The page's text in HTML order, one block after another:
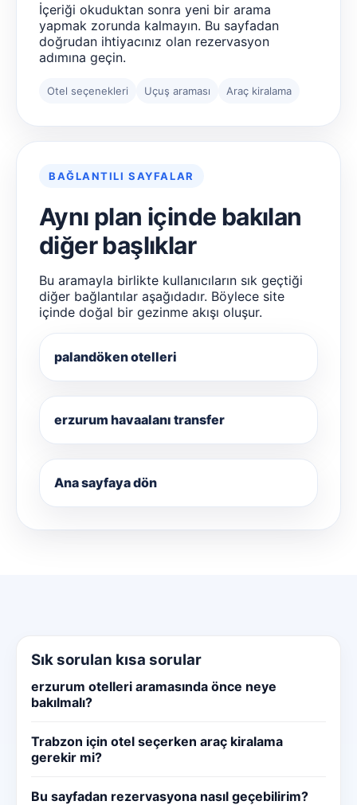
İçeriği okuduktan sonra yeni bir arama
yapmak zorunda kalmayın. Bu sayfadan
doğrudan ihtiyacınız olan rezervasyon
adımına geçin.
Otel seçenekleri Uçuş araması Araç kiralama
BAĞLANTILI SAYFALAR
Aynı plan içinde bakılan
diğer başlıklar
Bu aramayla birlikte kullanıcıların sık geçtiği
diğer bağlantılar aşağıdadır. Böylece site
içinde doğal bir gezinme akışı oluşur.
palandöken otelleri
erzurum havaalanı transfer
Ana sayfaya dön
Sık sorulan kısa sorular
erzurum otelleri aramasında önce neye
bakılmalı?
Trabzon için otel seçerken araç kiralama
gerekir mi?
Bu sayfadan rezervasyona nasıl geçebilirim?